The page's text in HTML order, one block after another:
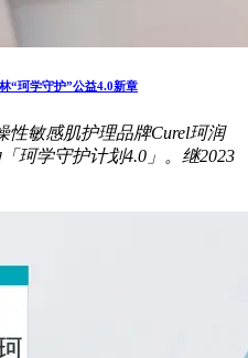
“珂学守护”公益4.0新章
性敏感肌护理品牌Curel珂润
珂学守护计划4.0」。继2023